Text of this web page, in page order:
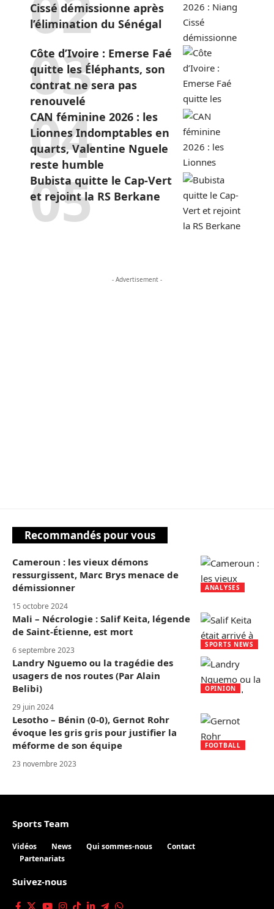
Cissé démissionne après
l’élimination du Sénégal
Côte d’Ivoire : Emerse Faé
quitte les Éléphants, son
contrat ne sera pas
renouvelé
CAN féminine 2026 : les
Lionnes Indomptables en
quarts, Valentine Nguele
reste humble
Bubista quitte le Cap-Vert
et rejoint la RS Berkane
- Advertisement -
Recommandés pour vous
ANALYSES
Cameroun : les vieux démons
ressurgissent, Marc Brys menace de
démissionner
15 octobre 2024
SPORTS NEWS
Mali – Nécrologie : Salif Keita, légende
de Saint-Étienne, est mort
6 septembre 2023
OPINION
Landry Nguemo ou la tragédie des
usagers de nos routes (Par Alain
Belibi)
29 juin 2024
FOOTBALL
Lesotho – Bénin (0-0), Gernot Rohr
évoque les gris gris pour justifier la
méforme de son équipe
23 novembre 2023
Sports Team
Vidéos News Qui sommes-nous
Contact
Partenariats
Suivez-nous